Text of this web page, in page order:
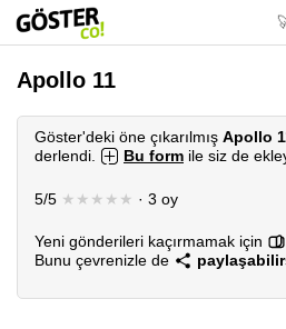
Apollo 11
Göster'deki öne çıkarılmış Apollo
derlendi.
Bu form ile siz de
5/5 ★★★★★ · 3 oy
Yeni gönderileri kaçırmamak için
Bunu çevrenizle de